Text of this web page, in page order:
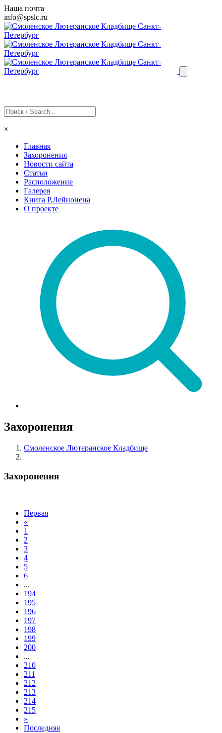
Наша почта
info@spslc.ru
×
Главная
Захоронения
Новости сайта
Статьи
Расположение
Галерея
Книга Р.Лейнонена
О проекте
Захоронения
Смоленское Лютеранское Кладбище
Захоронения
Первая
«
1
2
3
4
5
6
...
194
195
196
197
198
199
200
...
210
211
212
213
214
215
»
Последняя